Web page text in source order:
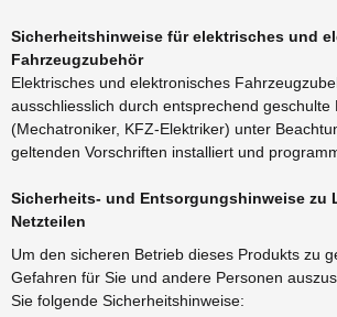
Sicherheitshinweise für elektrisches und
Fahrzeugzubehör
Elektrisches und elektronisches
ausschliesslich durch entsprechend geschulte
(Mechatroniker, KFZ-Elektriker) unter
geltenden Vorschriften installiert und
Sicherheits- und Entsorgungshinweise zu
Netzteilen
Um den sicheren Betrieb dieses Produkts zu
Gefahren für Sie und andere Personen
Sie folgende Sicherheitshinweise: